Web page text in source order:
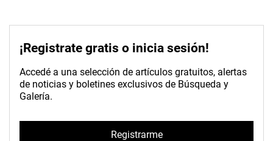
¡Registrate gratis o inicia sesión!
Accedé a una selección de artículos gratuitos, alertas
de noticias y boletines exclusivos de Búsqueda y
Galería.
Registrarme